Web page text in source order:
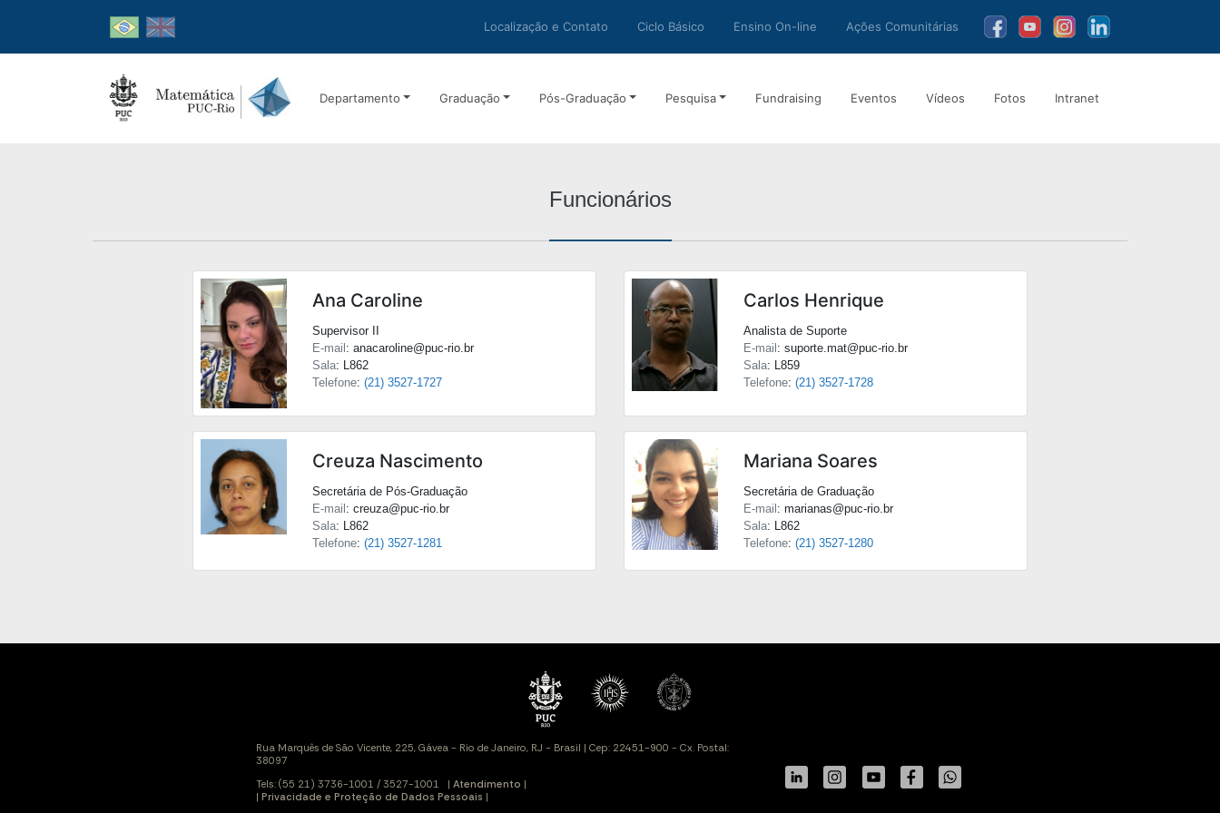
Localização e Contato Ciclo Básico Ensino On-line Ações Comunitárias
Departamento Graduação Pós-Graduação Pesquisa Fundraising Eventos Vídeos Fotos Intranet
Funcionários
Ana Caroline
Supervisor II
E-mail : anacaroline@puc-rio.br
Sala: L862
Telefone: (21) 3527-1727
Carlos Henrique
Analista de Suporte
E-mail : suporte.mat@puc-rio.br
Sala: L859
Telefone: (21) 3527-1728
Creuza Nascimento
Secretária de Pós-Graduação
E-mail: creuza@puc-rio.br
Sala: L862
Telefone: (21) 3527-1281
Mariana Soares
Secretária de Graduação
E-mail: marianas@puc-rio.br
Sala: L862
Telefone: (21) 3527-1280